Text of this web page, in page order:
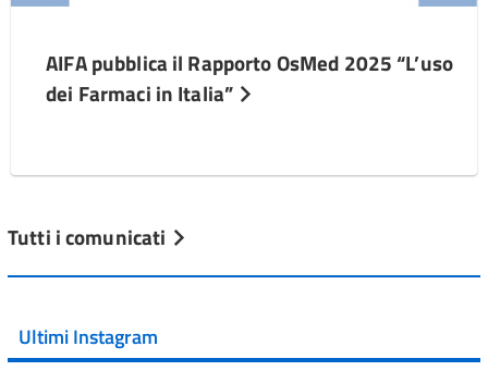
AIFA pubblica il Rapporto OsMed 2025 “L’uso
dei Farmaci in Italia”
Tutti i comunicati
Ultimi Instagram